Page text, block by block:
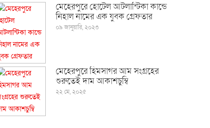
মেহেরপুরে হোটেল আটলান্টিকা কান্ডে
নিহাল নামের এক যুবক গ্রেফতার
০৯ জানুয়ারি, ২০২৩
মেহেরপুরে হিমসাগর আম সংগ্রহের
শুরুতেই দাম আকাশচুম্বি
২২ মে, ২০২৫